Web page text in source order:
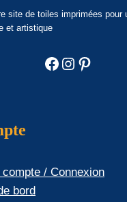
site de toiles imprimées pour
et artistique
Facebook
Instagram
/ Connexion
bord